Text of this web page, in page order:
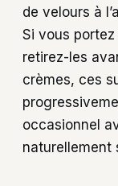
de velours à
Si vous
retirez-les
crèmes, ces
occasionnel
naturellement